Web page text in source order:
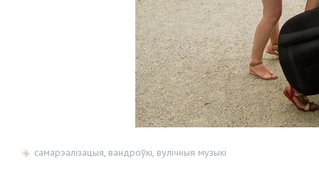
самарэалізацыя вандроўкі вулічныя музыкі